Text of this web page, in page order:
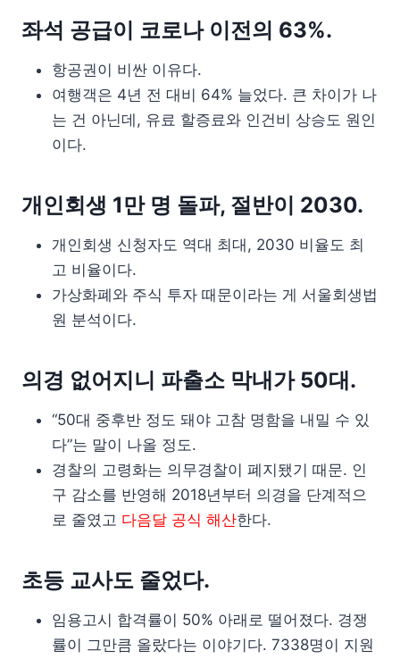
좌석 공급이 코로나 이전의 63%.
항공권이 비싼 이유다.
여행객은 4년 전 대비 64% 늘었다. 큰 차이가 나
는 건 아닌데, 유료 할증료와 인건비 상승도 원인
이다.
개인회생 1만 명 돌파, 절반이 2030.
개인회생 신청자도 역대 최대, 2030 비율도 최
고 비율이다.
가상화폐와 주식 투자 때문이라는 게 서울회생법
원 분석이다.
의경 없어지니 파출소 막내가 50대.
“50대 중후반 정도 돼야 고참 명함을 내밀 수 있
다”는 말이 나올 정도.
경찰의 고령화는 의무경찰이 폐지됐기 때문. 인
구 감소를 반영해 2018년부터 의경을 단계적으
로 줄였고 다음달 공식 해산한다.
초등 교사도 줄었다.
임용고시 합격률이 50% 아래로 떨어졌다. 경쟁
률이 그만큼 올랐다는 이야기다. 7338명이 지원